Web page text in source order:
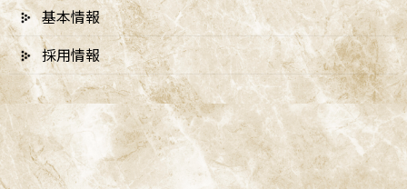
にシミュレーションできるため、患者様にとってどのような結果
が期待できるのかを具体的にイメージしやすくなります。これに
より、患者様は治療に対する理解が深まり、安心して治療に臨むこ
とができます。
基本情報
採用情報